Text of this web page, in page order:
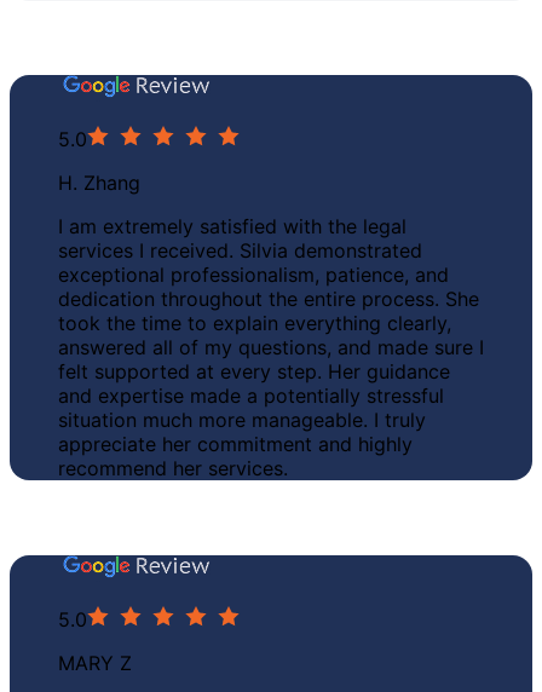
5.0
H. Zhang
I am extremely satisfied with the legal
services I received. Silvia demonstrated
exceptional professionalism, patience, and
dedication throughout the entire process. She
took the time to explain everything clearly,
answered all of my questions, and made sure I
felt supported at every step. Her guidance
and expertise made a potentially stressful
situation much more manageable. I truly
appreciate her commitment and highly
recommend her services.
5.0
MARY Z